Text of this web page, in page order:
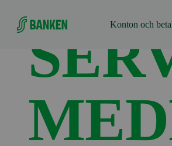
Konton och